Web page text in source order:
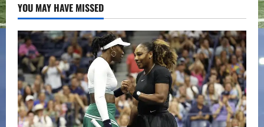
YOU MAY HAVE MISSED